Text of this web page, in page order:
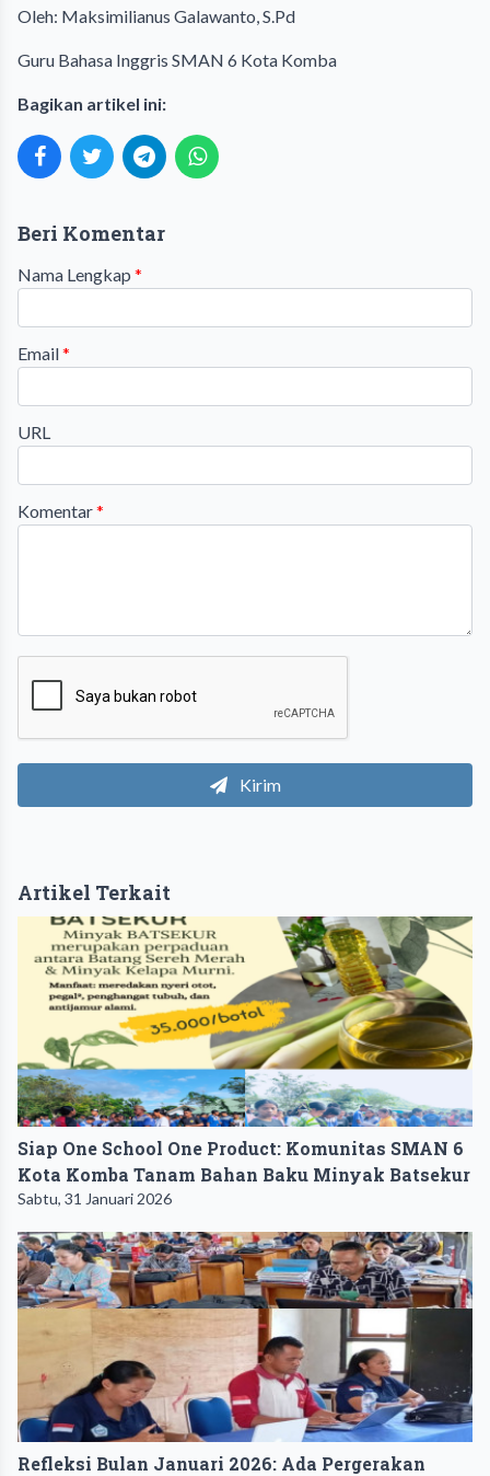
Oleh: Maksimilianus Galawanto, S.Pd
Guru Bahasa Inggris SMAN 6 Kota Komba
Bagikan artikel ini:
Beri Komentar
Nama Lengkap *
Email*
URL
Komentar*
Kirim
Artikel Terkait
Siap One School One Product: Komunitas SMAN 6
Kota Komba Tanam Bahan Baku Minyak Batsekur
Sabtu, 31 Januari 2026
Refleksi Bulan Januari 2026: Ada Pergerakan